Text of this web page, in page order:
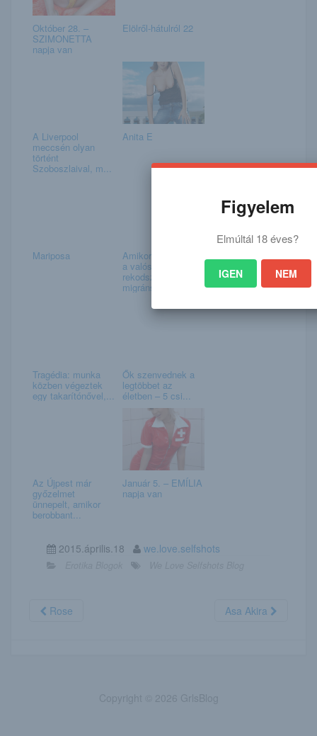
Október 28. –
SZIMONETTA
napja van
Elölről-hátulról 22
A Liverpool
meccsén olyan
történt
Szoboszlaival, m...
Anita E
Mariposa Amikor szembejön
a valóság:
rekodszámú
migráns kel...
Tragédia: munka
közben végeztek
egy takarítónővel,...
Ők szenvednek a
legtöbbet az
életben – 5 csi...
Az Újpest már
győzelmet
ünnepelt, amikor
berobbant...
Január 5. – EMÍLIA
napja van
2015.április.18 we.love.selfshots
Rose Asa Akira
Figyelem
Elmúltál 18 éves?
IGEN NEM